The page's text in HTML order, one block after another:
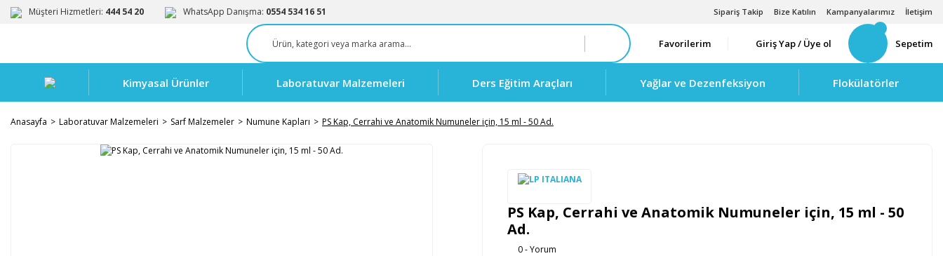
Müşteri Hizmetleri: 444 54 20 WhatsApp Danışma: 0554 534 16 51 Sipariş Takip Bize Katılın Kampanyalarımız İletişim
Favorilerim Giriş Yap / Üye ol Sepetim
Kimyasal Ürünler Laboratuvar Malzemeleri Ders Eğitim Araçları Yağlar ve Dezenfeksiyon Flokülatörler
Anasayfa Laboratuvar Malzemeleri Sarf Malzemeler Numune Kapları PS Kap, Cerrahi ve Anatomik Numuneler için, 15 ml - 50 Ad.
PS Kap, Cerrahi ve Anatomik Numuneler için, 15 ml - 50
Ad.
0 - Yorum